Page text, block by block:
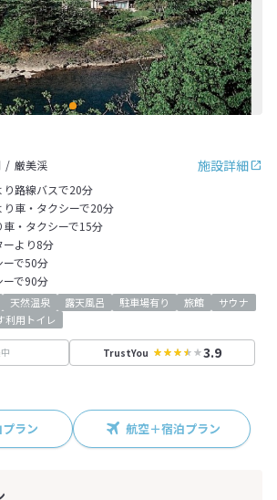
施設詳細
厳美渓
り路線バスで20分
車・タクシーで20分
車・タクシーで15分
ーより8分
ーで50分
ーで90分
天然温泉 露天風呂 駐車場有り 旅館
サウナ
利用トイレ
TrustYou 3.9
ラン 航空＋宿泊プラン